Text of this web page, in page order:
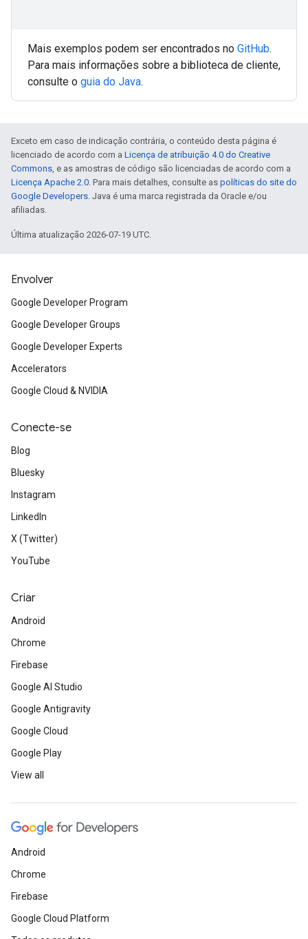
Mais exemplos podem ser encontrados no GitHub.
Para mais informações sobre a biblioteca de cliente,
consulte o guia do Java.
Exceto em caso de indicação contrária, o conteúdo desta página é
licenciado de acordo com a Licença de atribuição 4.0 do Creative
Commons, e as amostras de código são licenciadas de acordo com a
Licença Apache 2.0. Para mais detalhes, consulte as políticas do site do
Google Developers. Java é uma marca registrada da Oracle e/ou
afiliadas.
Última atualização 2026-07-19 UTC.
Envolver
Google Developer Program
Google Developer Groups
Google Developer Experts
Accelerators
Google Cloud & NVIDIA
Conecte-se
Blog
Bluesky
Instagram
LinkedIn
X (Twitter)
YouTube
Criar
Android
Chrome
Firebase
Google AI Studio
Google Antigravity
Google Cloud
Google Play
View all
Android
Chrome
Firebase
Google Cloud Platform